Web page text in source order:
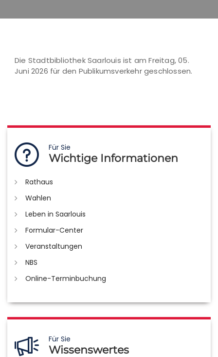
Die Stadtbibliothek Saarlouis ist am Freitag, 05.
Juni 2026 für den Publikumsverkehr geschlossen.
Für Sie
Wichtige Informationen
Rathaus
Wahlen
Leben in Saarlouis
Formular-Center
Veranstaltungen
NBS
Online-Terminbuchung
Für Sie
Wissenswertes